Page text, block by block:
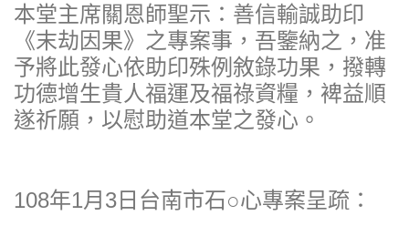
本堂主席關恩師聖示：善信輸誠助印
《末劫因果》之專案事，吾鑒納之，准
予將此發心依助印殊例敘錄功果，撥轉
功德增生貴人福運及福祿資糧，裨益順
遂祈願，以慰助道本堂之發心。
108年1月3日台南市石○心專案呈疏：